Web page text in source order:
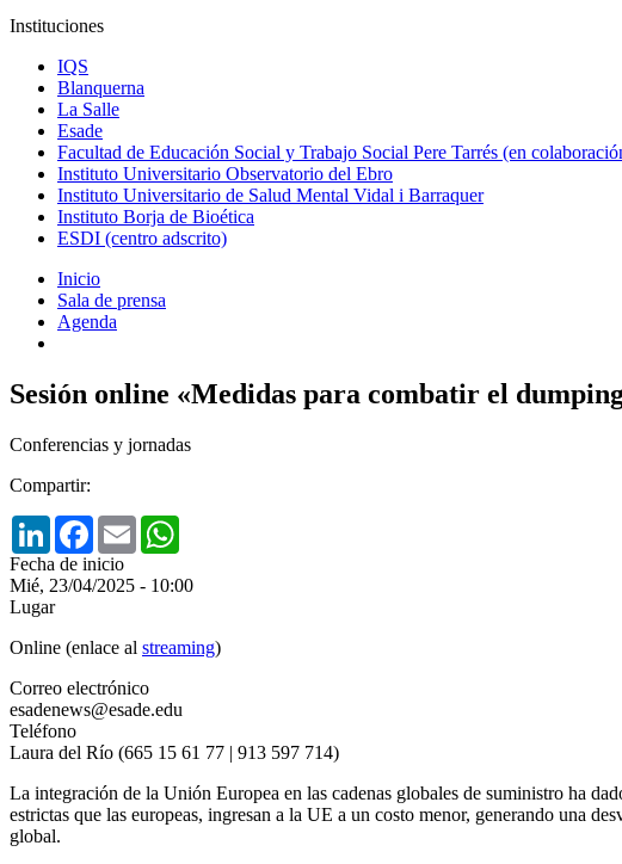
Instituciones
IQS
Blanquerna
La Salle
Esade
Facultad de Educación Social y Trabajo Social Pere Tarrés (en
Instituto Universitario Observatorio del Ebro
Instituto Universitario de Salud Mental Vidal i Barraquer
Instituto Borja de Bioética
ESDI (centro adscrito)
Inicio
Sala de prensa
Agenda
Sesión online «Medidas para combatir el
Conferencias y jornadas
Compartir:
LinkedInFacebook
Email
Fecha de inicio
Mié, 23/04/2025 - 10:00
Lugar
Online (enlace al streaming)
Correo electrónico
esadenews@esade.edu
Teléfono
Laura del Río (665 15 61 77 | 913 597 714)
La integración de la Unión Europea en las cadenas globales de suministro ha
estrictas que las europeas, ingresan a la UE a un costo menor, generando una
global.